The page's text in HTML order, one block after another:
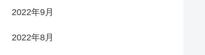
2022年9月
2022年8月